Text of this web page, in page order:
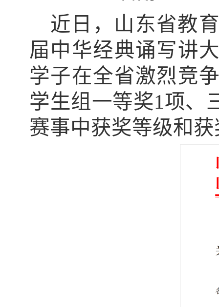
近日，山东省教
届中华经典诵写讲
学子在全省激烈竞
学生组一等奖1项、
赛事中获奖等级和